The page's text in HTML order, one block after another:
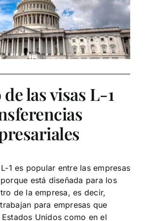
las visas L-1
1 es popular entre las empresas
está diseñada para los
de la empresa, es decir,
para empresas que
Unidos como en el